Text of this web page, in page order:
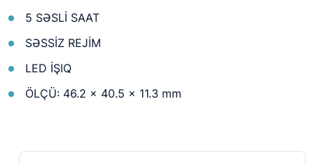
5 SƏSLİ SAAT
SƏSSİZ REJİM
LED İŞIQ
ÖLÇÜ: 46.2 × 40.5 × 11.3 mm